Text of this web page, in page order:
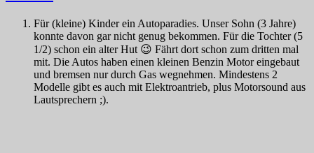
Für (kleine) Kinder ein Autoparadies. Unser Sohn (3 Jahre)
konnte davon gar nicht genug bekommen. Für die Tochter (5
1/2) schon ein alter Hut 😉 Fährt dort schon zum dritten mal
mit. Die Autos haben einen kleinen Benzin Motor eingebaut
und bremsen nur durch Gas wegnehmen. Mindestens 2
Modelle gibt es auch mit Elektroantrieb, plus Motorsound aus
Lautsprechern ;).